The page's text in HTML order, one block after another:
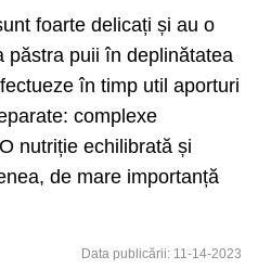
foarte delicați și au o
păstra puii în deplinătatea
în timp util aporturi
complexe
nutriție echilibrată și
de mare importanță
Data publicării: 11-14-2023